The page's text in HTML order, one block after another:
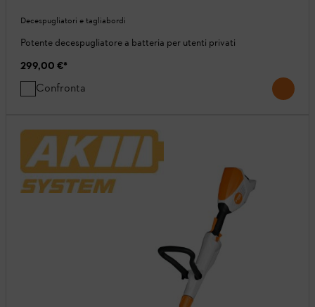
Decespugliatori e tagliabordi
Potente decespugliatore a batteria per utenti privati
299,00 €*
Confronta